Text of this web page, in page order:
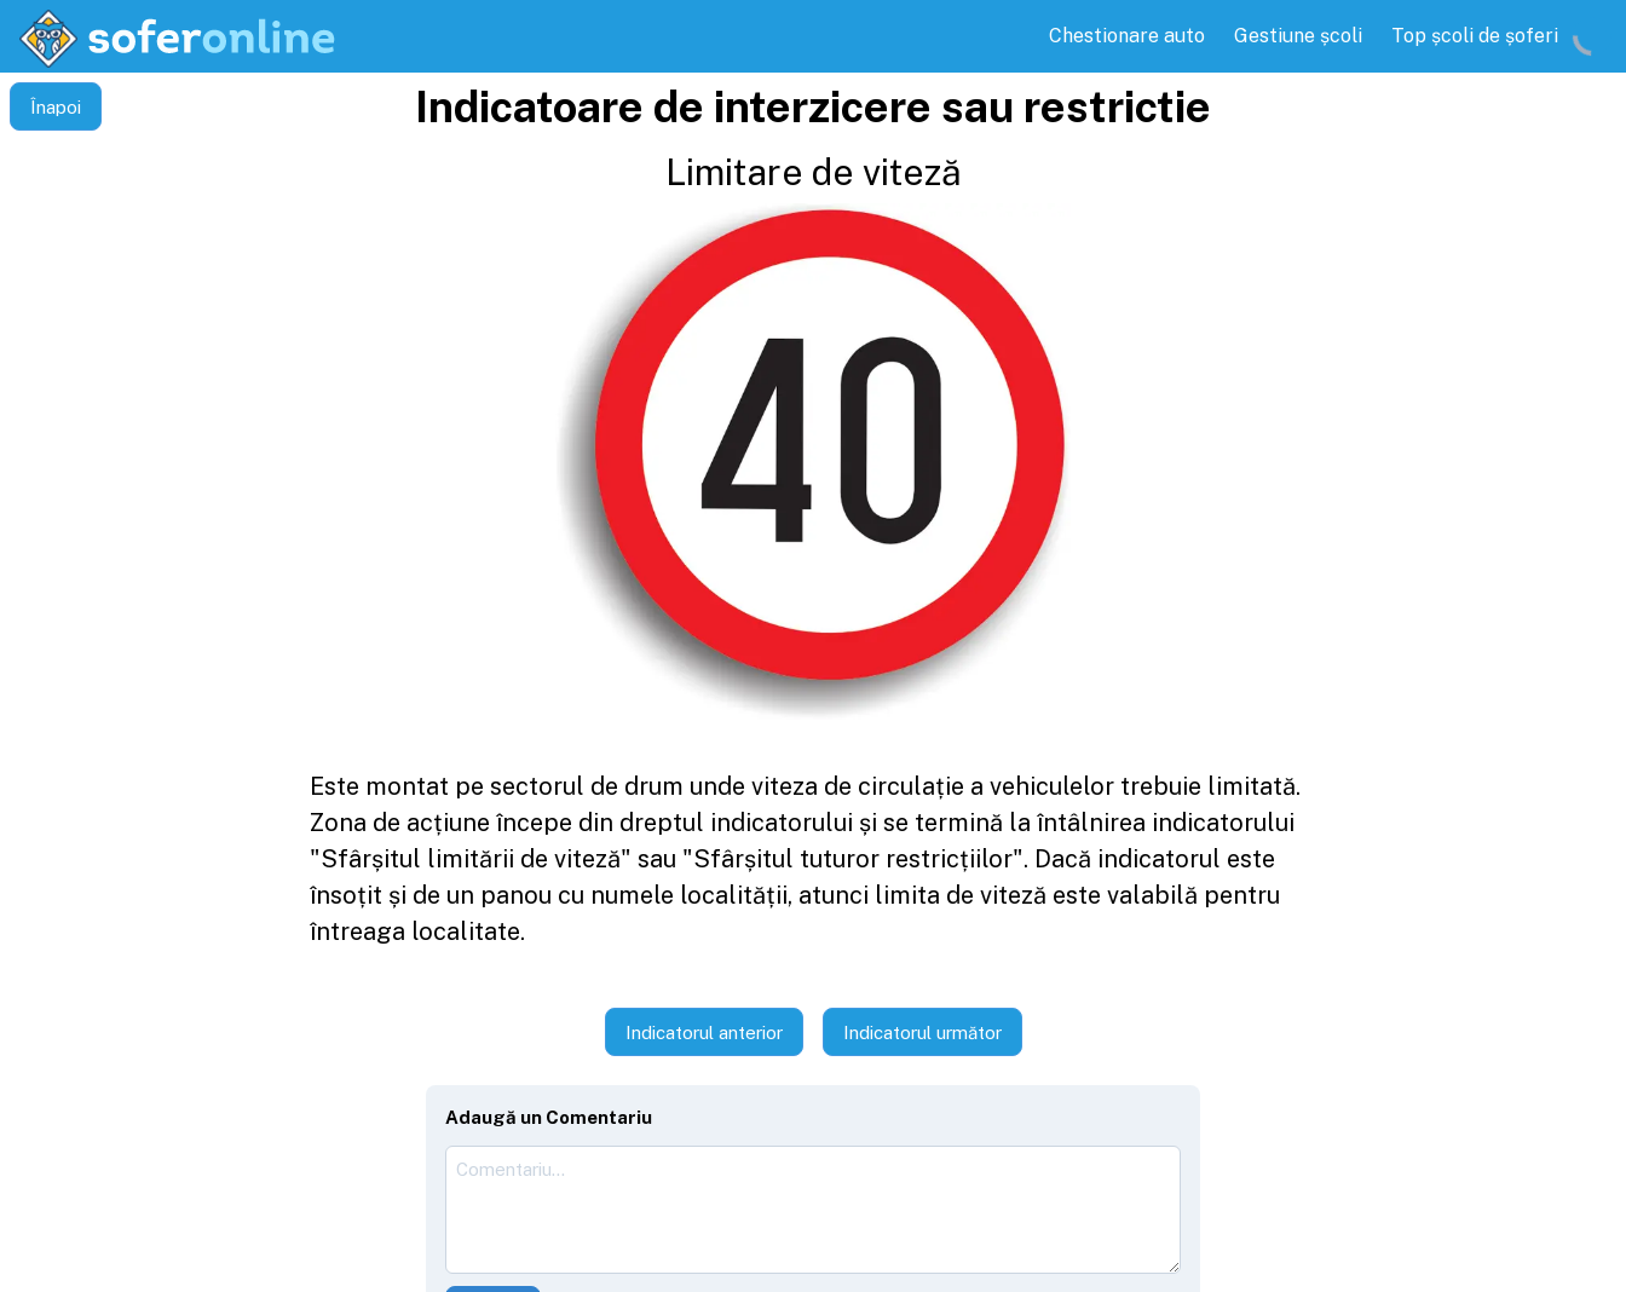
Chestionare auto Gestiune școli Top școli de șoferi
Înapoi Indicatoare de interzicere sau restrictie
Limitare de viteză
Este montat pe sectorul de drum unde viteza de circulație a vehiculelor trebuie limitată.
Zona de acțiune începe din dreptul indicatorului și se termină la întâlnirea indicatorului
"Sfârșitul limitării de viteză" sau "Sfârșitul tuturor restricțiilor". Dacă indicatorul este
însoțit și de un panou cu numele localității, atunci limita de viteză este valabilă pentru
întreaga localitate.
Indicatorul anterior Indicatorul următor
Adaugă un Comentariu